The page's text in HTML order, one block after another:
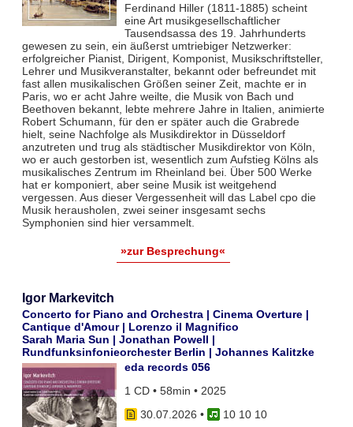
Ferdinand Hiller (1811-1885) scheint
eine Art musikgesellschaftlicher
Tausendsassa des 19. Jahrhunderts
gewesen zu sein, ein äußerst umtriebiger Netzwerker:
erfolgreicher Pianist, Dirigent, Komponist, Musikschriftsteller,
Lehrer und Musikveranstalter, bekannt oder befreundet mit
fast allen musikalischen Größen seiner Zeit, machte er in
Paris, wo er acht Jahre weilte, die Musik von Bach und
Beethoven bekannt, lebte mehrere Jahre in Italien, animierte
Robert Schumann, für den er später auch die Grabrede
hielt, seine Nachfolge als Musikdirektor in Düsseldorf
anzutreten und trug als städtischer Musikdirektor von Köln,
wo er auch gestorben ist, wesentlich zum Aufstieg Kölns als
musikalisches Zentrum im Rheinland bei. Über 500 Werke
hat er komponiert, aber seine Musik ist weitgehend
vergessen. Aus dieser Vergessenheit will das Label cpo die
Musik herausholen, zwei seiner insgesamt sechs
Symphonien sind hier versammelt.
»zur Besprechung«
Igor Markevitch
Concerto for Piano and Orchestra | Cinema Overture |
Cantique d'Amour | Lorenzo il Magnifico
Sarah Maria Sun | Jonathan Powell |
Rundfunksinfonieorchester Berlin | Johannes Kalitzke
eda records 056
1 CD • 58min • 2025
30.07.2026 •
10 10 10